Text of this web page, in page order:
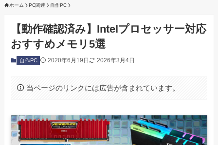
ホーム PC関連 自作PC
【動作確認済み】Intelプロセッサー対応
おすすめメモリ5選
自作PC 2020年6月19日 2026年3月4日
当ページのリンクには広告が含まれています。